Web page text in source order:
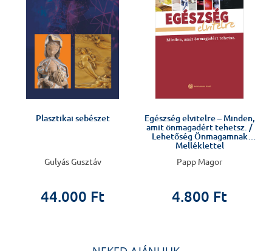
Plasztikai sebészet
Gulyás Gusztáv
44.000 Ft
Egészség elvitelre – Minden,
amit önmagadért tehetsz. /
Lehetőség Önmagamnak
Melléklettel
Papp Magor
4.800 Ft